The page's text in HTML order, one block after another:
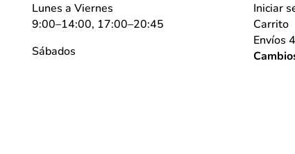
Lunes a Viernes
9:00–14:00, 17:00–20:45
Sábados
Iniciar
Carrito
Envíos